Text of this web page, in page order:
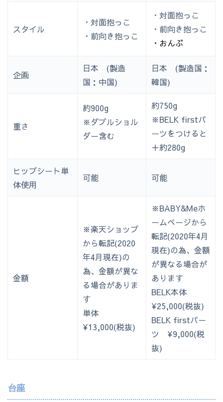
スタイル
・対面抱っこ
・前向き抱っこ
・対面抱っこ
・前向き抱っこ
・おんぶ
企画
日本 (製造
国：中国)
日本 (製造国：
韓国)
重さ
約900g
※ダブルショル
ダー含む
約750g
※BELK firstパ
ーツをつけると
＋約280g
ヒップシート単
体使用
可能 可能
金額
※楽天ショップ
から転記(2020
年4月現在)の
為、金額が異な
る場合がありま
す
単体
¥13,000(税抜)
※BABY&Meホ
ームページから
転記(2020年4月
現在)の為、金額
が異なる場合が
あります
BELK本体
¥25,000(税抜)
BELK firstパー
ツ ¥9,000(税
抜)
台座